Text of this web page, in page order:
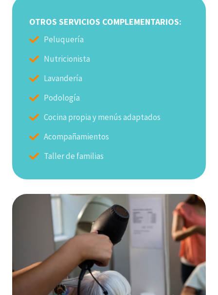
OTROS SERVICIOS COMPLEMENTARIOS:
Peluquería
Nutricionista
Lavandería
Podología
Cocina propia y menús adaptados
Acompañamientos
Taller de familias